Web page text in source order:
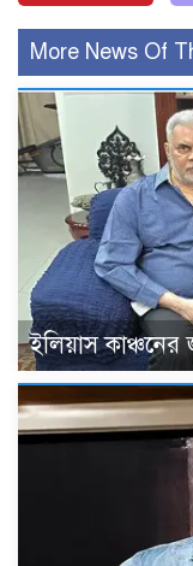
More News Of
ইলিয়াস